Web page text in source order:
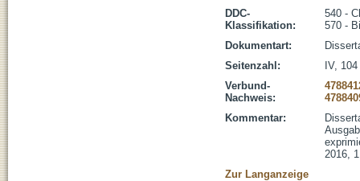
DDC-
Klassifikation:
540 -
570 -
Dokumentart:
Seitenzahl:
IV,
Verbund-
Nachweis:
Kommentar:
2016,
Zur Langanzeige